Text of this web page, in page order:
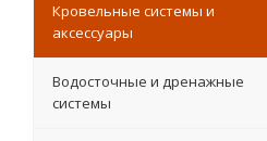
Кровельные системы и
аксессуары
Водосточные и дренажные
системы